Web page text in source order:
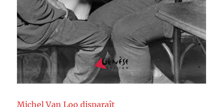
Michel Van Loo disparaît